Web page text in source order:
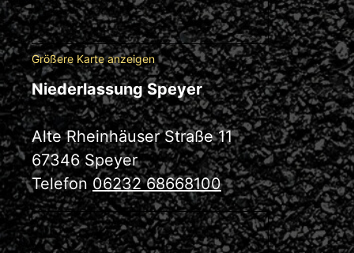
Größere Karte anzeigen
Niederlassung Speyer
Alte Rheinhäuser Straße 11
67346 Speyer
Telefon 06232 68668100